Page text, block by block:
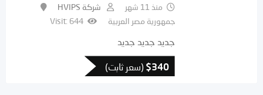
منذ 11 شهر
شركة HVIPS
جمهورية مصر العربية
Visit: 644
جديد جديد جديد
$340 (سعر ثابت)